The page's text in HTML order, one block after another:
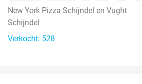
New York Pizza Schijndel en Vught
Schijndel
Verkocht: 528